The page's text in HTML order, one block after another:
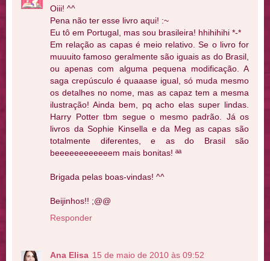
Oiii! ^^
Pena não ter esse livro aqui! :~
Eu tô em Portugal, mas sou brasileira! hhihihihi *-*
Em relação as capas é meio relativo. Se o livro for
muuuito famoso geralmente são iguais as do Brasil,
ou apenas com alguma pequena modificação. A
saga crepúsculo é quaaase igual, só muda mesmo
os detalhes no nome, mas as capaz tem a mesma
ilustração! Ainda bem, pq acho elas super lindas.
Harry Potter tbm segue o mesmo padrão. Já os
livros da Sophie Kinsella e da Meg as capas são
totalmente diferentes, e as do Brasil são
beeeeeeeeeeeem mais bonitas! ªª
Brigada pelas boas-vindas! ^^
Beijinhos!! ;@@
Responder
Ana Elisa 15 de maio de 2010 às 09:52